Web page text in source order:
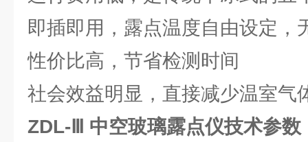
即插即用，露点温度自由设定，
性价比高，节省检测时间
社会效益明显，直接减少温室气
ZDL-Ⅲ 中空玻璃露点仪技术参数